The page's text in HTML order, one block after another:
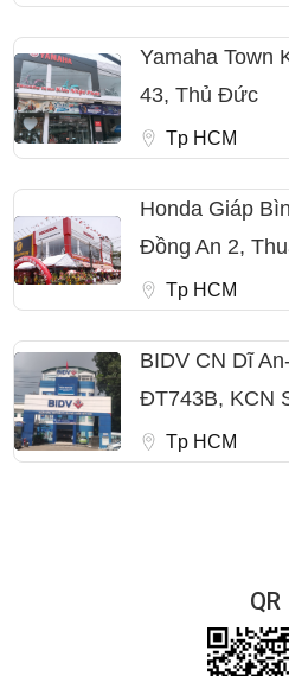
Yamaha Town
43, Thủ Đức
Tp HCM
Honda Giáp
Đồng An 2,
Tp HCM
BIDV CN Dĩ
ĐT743B, KCN
Tp HCM
QR